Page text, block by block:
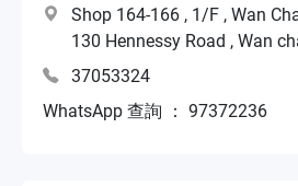
Shop 164-166 , 1/F , Wan
130 Hennessy Road , Wan
37053324
WhatsApp 查詢 ： 97372236